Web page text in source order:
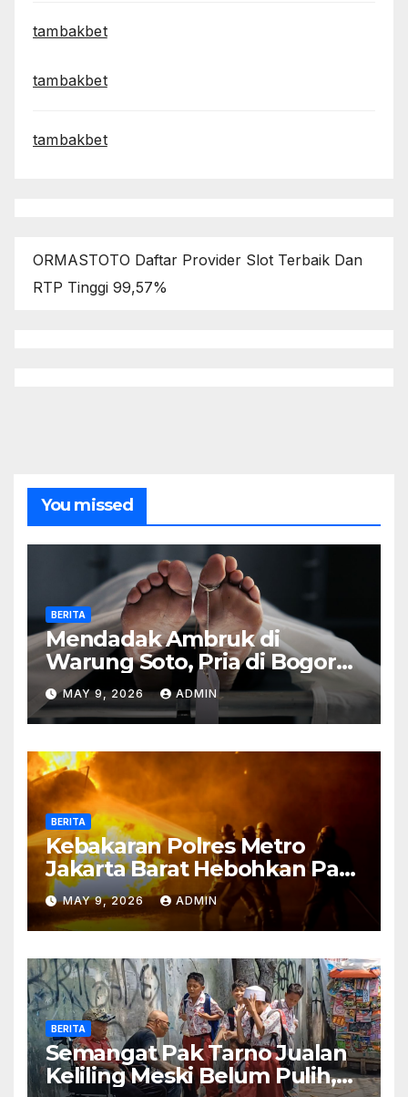
tambakbet
tambakbet
tambakbet
ORMASTOTO Daftar Provider Slot Terbaik Dan
RTP Tinggi 99,57%
You missed
BERITA
Mendadak Ambruk di
Warung Soto, Pria di Bogor
Meninggal Sebelum Makan
MAY 9, 2026 ADMIN
BERITA
Kebakaran Polres Metro
Jakarta Barat Hebohkan Pagi
Hari, Ini Fakta Terbarunya
MAY 9, 2026 ADMIN
BERITA
Semangat Pak Tarno Jualan
Keliling Meski Belum Pulih,